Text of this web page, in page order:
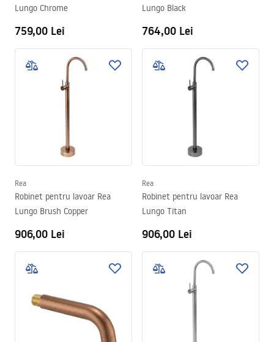
Lungo Chrome
759,00 Lei
Lungo Black
764,00 Lei
Rea
Robinet pentru lavoar Rea
Lungo Brush Copper
906,00 Lei
Rea
Robinet pentru lavoar Rea
Lungo Titan
906,00 Lei